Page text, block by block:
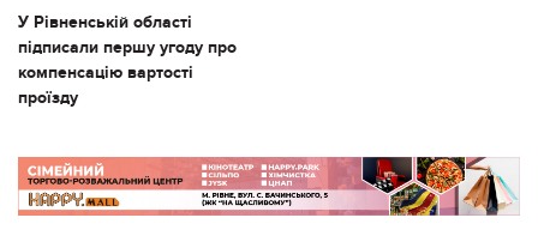
У Рівненській області
підписали першу угоду про
компенсацію вартості
проїзду